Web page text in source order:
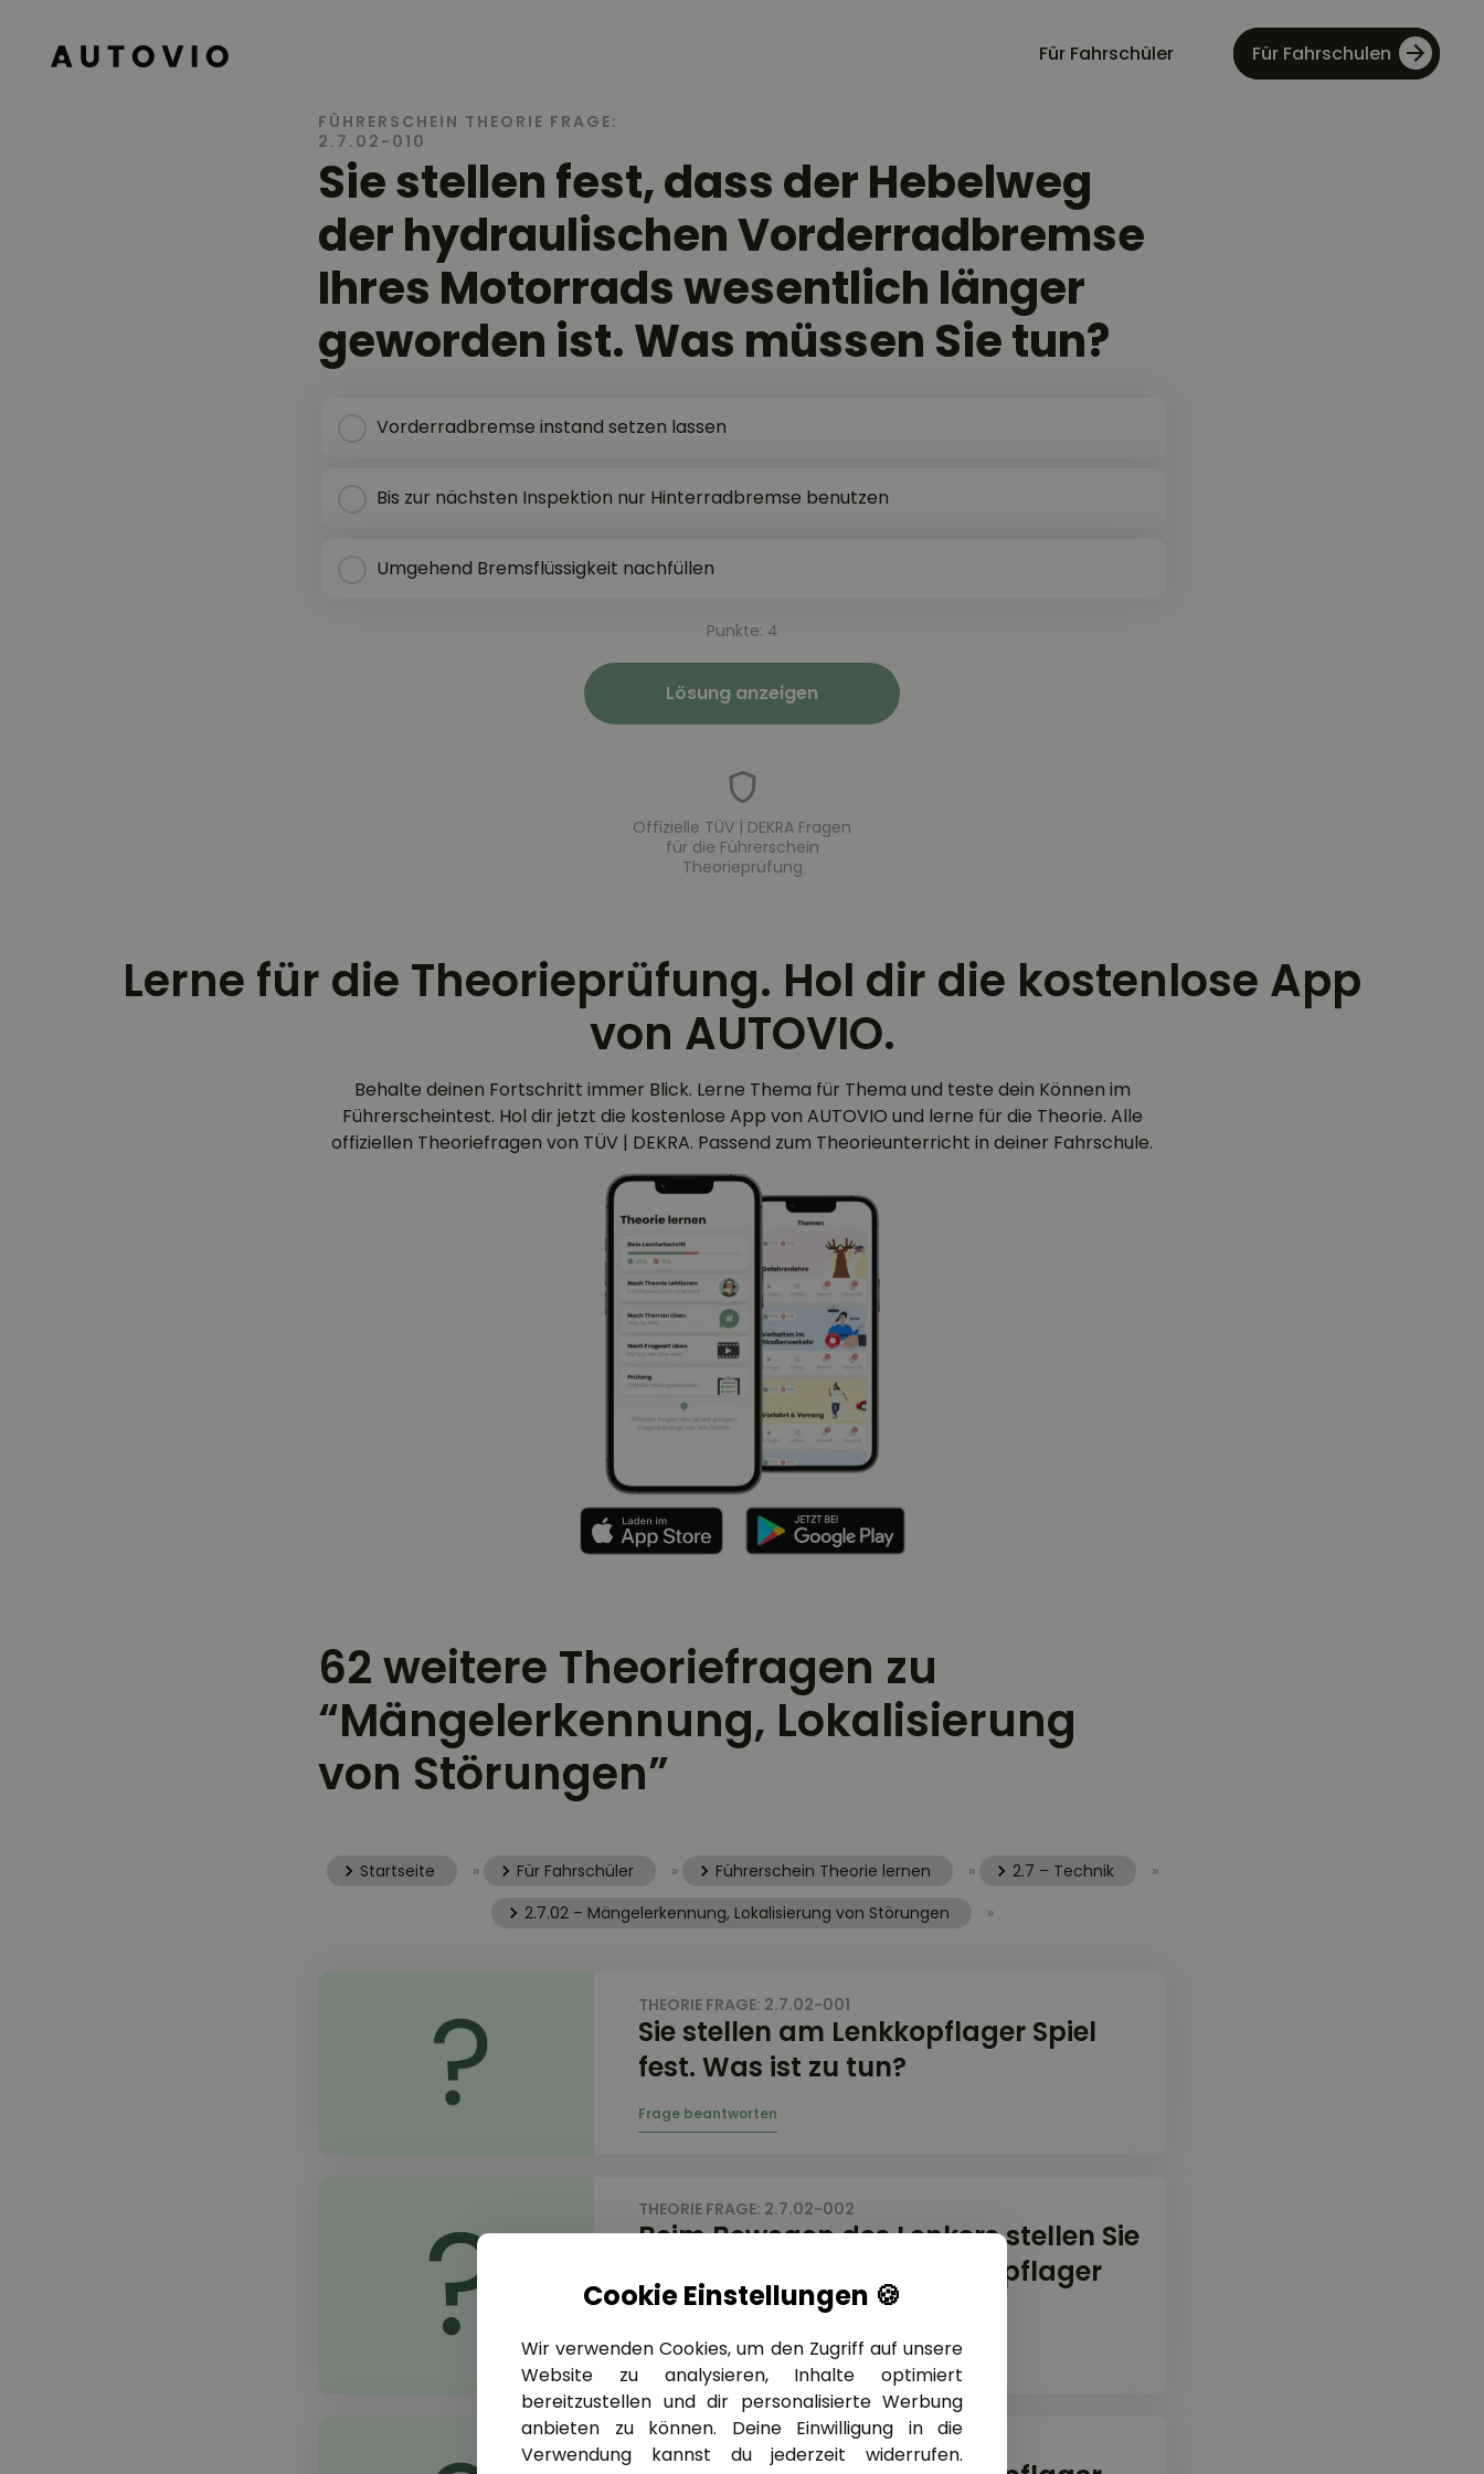
AUTOVIO Für Fahrschüler Für Fahrschulen
Sie stellen fest, dass der Hebelweg
der hydraulischen Vorderradbremse
Ihres Motorrads wesentlich länger
geworden ist. Was müssen Sie tun?
FÜHRERSCHEIN THEORIE FRAGE:
2.7.02-010
Vorderradbremse instand setzen lassen
Bis zur nächsten Inspektion nur Hinterradbremse benutzen
Umgehend Bremsflüssigkeit nachfüllen
Punkte: 4
Lösung anzeigen
Offizielle TÜV | DEKRA Fragen
für die Führerschein
Theorieprüfung
Lerne für die Theorieprüfung. Hol dir die kostenlose App
von AUTOVIO.
Behalte deinen Fortschritt immer Blick. Lerne Thema für Thema und teste dein Können im
Führerscheintest. Hol dir jetzt die kostenlose App von AUTOVIO und lerne für die Theorie. Alle
offiziellen Theoriefragen von TÜV | DEKRA. Passend zum Theorieunterricht in deiner Fahrschule.
62 weitere Theoriefragen zu
“Mängelerkennung, Lokalisierung
von Störungen”
Startseite » Für Fahrschüler » Führerschein Theorie lernen » 2.7 – Technik
»
2.7.02 – Mängelerkennung, Lokalisierung von Störungen
»
THEORIE FRAGE: 2.7.02-001
Sie stellen am Lenkkopflager Spiel
fest. Was ist zu tun?
THEORIE FRAGE: 2.7.02-002
Beim Bewegen des Lenkers stellen Sie
einen Rastpunkt im Lenkkopflager
fest. Was ist zu tun?
THEORIE FRAGE: 2.7.02-003
Cookie Einstellungen 🍪
Wir verwenden Cookies, um den Zugriff auf unsere
Website zu analysieren, Inhalte optimiert
bereitzustellen und dir personalisierte Werbung
anbieten zu können. Deine Einwilligung in die
Verwendung kannst du jederzeit widerrufen.